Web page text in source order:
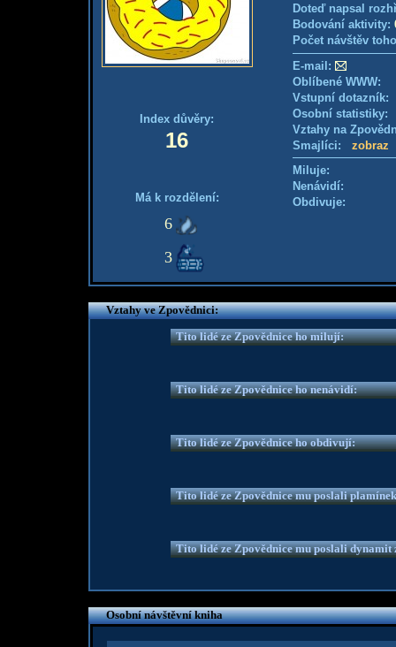
Index důvěry:
16
Má k rozdělení:
6
3
Doteď napsal
Bodování aktivity:
Počet návštěv
E-mail:
Oblíbené WWW:
Vstupní
Osobní
Vztahy na
Smajlíci: zobraz
Miluje:
Nenávidí:
Obdivuje:
Vztahy ve Zpovědnici:
Tito lidé ze Zpovědnice ho milují:
Tito lidé ze Zpovědnice ho nenávidí:
Tito lidé ze Zpovědnice ho obdivují:
Tito lidé ze Zpovědnice mu poslali
Tito lidé ze Zpovědnice mu poslali dynamit
Osobní návštěvní kniha